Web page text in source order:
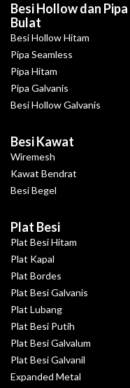
Besi Hollow dan Pipa
Bulat
Besi Hollow Hitam
Pipa Seamless
Pipa Hitam
Pipa Galvanis
Besi Hollow Galvanis
Besi Kawat
Wiremesh
Kawat Bendrat
Besi Begel
Plat Besi
Plat Besi Hitam
Plat Kapal
Plat Bordes
Plat Besi Galvanis
Plat Lubang
Plat Besi Putih
Plat Besi Galvalum
Plat Besi Galvanil
Expanded Metal